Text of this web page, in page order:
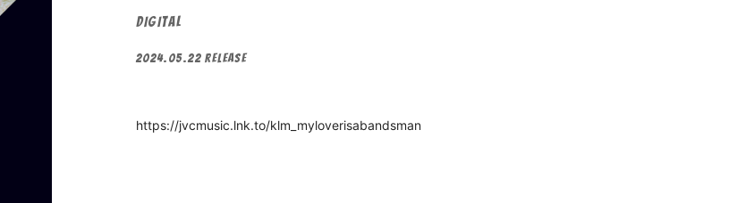
DIGITAL
2024.05.22 RELEASE
https://jvcmusic.lnk.to/klm_myloverisabandsman